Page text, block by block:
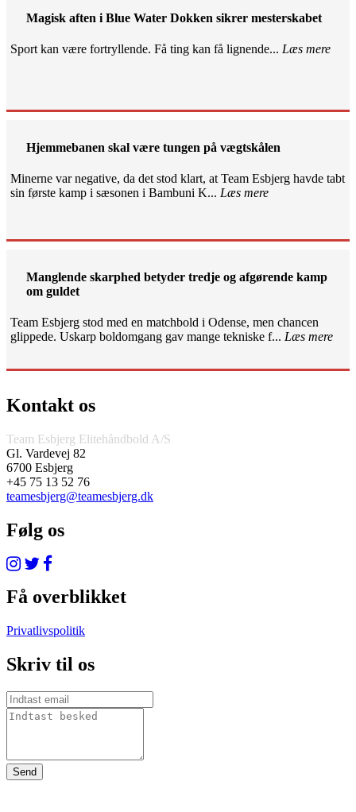
Magisk aften i Blue Water Dokken sikrer mesterskabet
Sport kan være fortryllende. Få ting kan få lignende... Læs mere
Hjemmebanen skal være tungen på vægtskålen
Minerne var negative, da det stod klart, at Team Esbjerg havde tabt
sin første kamp i sæsonen i Bambuni K... Læs mere
Manglende skarphed betyder tredje og afgørende kamp
om guldet
Team Esbjerg stod med en matchbold i Odense, men chancen
glippede. Uskarp boldomgang gav mange tekniske f... Læs mere
Kontakt os
Team Esbjerg Elitehåndbold A/S
Gl. Vardevej 82
6700 Esbjerg
+45 75 13 52 76
teamesbjerg@teamesbjerg.dk
Følg os
Få overblikket
Privatlivspolitik
Skriv til os